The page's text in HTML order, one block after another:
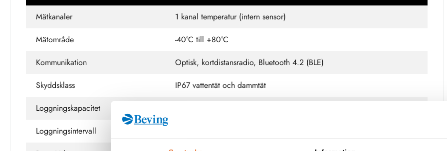
Mätkanaler
1 kanal temperatur (intern sensor)
Mätområde
-40°C till +80°C
Kommunikation
Optisk, kortdistansradio, Bluetooth 4.2 (BLE)
Skyddsklass
IP67 vattentät och dammtät
Loggningskapacitet
Loggningsintervall